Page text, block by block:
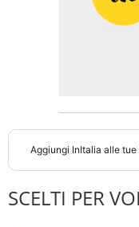
Aggiungi InItalia alle tue
SCELTI PER